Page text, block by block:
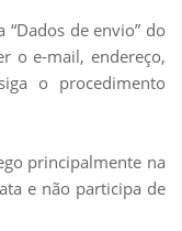
de envio” do
o e-mail, endereço,
o procedimento
principalmente na
e não participa de